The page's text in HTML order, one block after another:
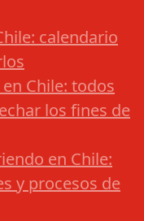
calendario
Chile: todos
los fines de
en Chile:
y procesos de